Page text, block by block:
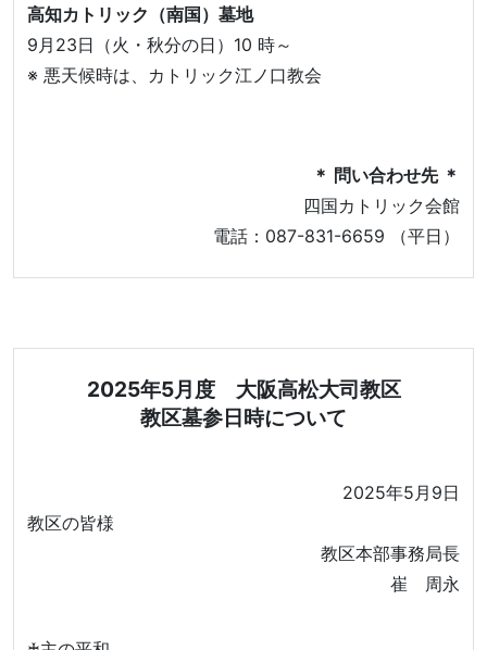
高知カトリック（南国）墓地
9月23日（火・秋分の日）10 時～
※ 悪天候時は、カトリック江ノ口教会
＊ 問い合わせ先 ＊
四国カトリック会館
電話：087-831-6659 （平日）
2025年5月度 大阪高松大司教区
教区墓参日時について
2025年5月9日
教区の皆様
教区本部事務局長
崔 周永